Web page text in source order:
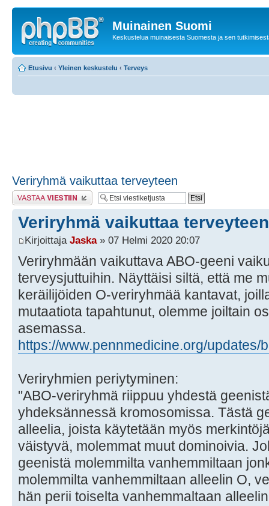
Muinainen Suomi
Keskustelua muinaisesta Suomesta ja sen
Etusivu ‹ Yleinen keskustelu ‹ Terveys
Veriryhmä vaikuttaa terveyteen
Lähetä vastaus
Veriryhmä vaikuttaa terveyteen
Kirjoittaja Jaska» 07 Helmi 2020 20:07
Veriryhmään vaikuttava ABO-geeni
terveysjuttuihin. Näyttäisi siltä, että me
keräilijöiden O-veriryhmää kantavat,
mutaatiota tapahtunut, olemme joiltain
asemassa.
https://www.pennmedicine.org/updates/
Veriryhmien periytyminen:
"ABO-veriryhmä riippuu yhdestä
yhdeksännessä kromosomissa. Tästä
alleelia, joista käytetään myös
väistyvä, molemmat muut dominoivia.
geenistä molemmilta vanhemmiltaan
molemmilta vanhemmiltaan alleelin O,
hän perii toiselta vanhemmaltaan